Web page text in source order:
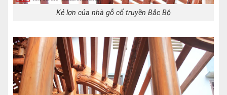
Kẻ lợn của nhà gỗ cổ truyền Bắc Bộ